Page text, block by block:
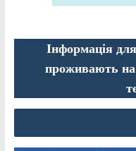
Інформація
проживають